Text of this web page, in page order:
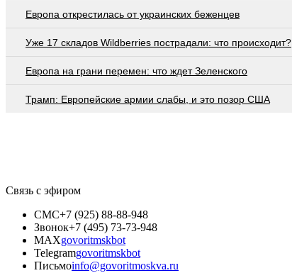
Европа открестилась от украинских беженцев
Уже 17 складов Wildberries пострадали: что происходит?
Европа на грани перемен: что ждет Зеленского
Трамп: Европейские армии слабы, и это позор США
Связь с эфиром
СМС+7 (925) 88-88-948
Звонок+7 (495) 73-73-948
MAXgovoritmskbot
Telegramgovoritmskbot
Письмоinfo@govoritmoskva.ru